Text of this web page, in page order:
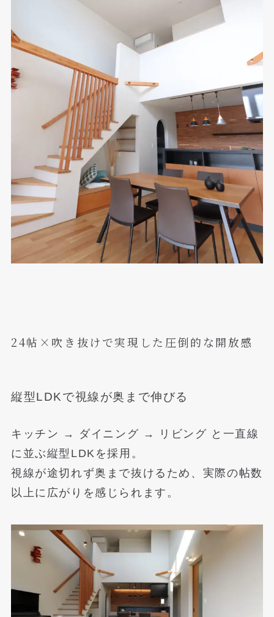
24帖×吹き抜けで実現した圧倒的な開放感
縦型LDKで視線が奥まで伸びる
キッチン → ダイニング → リビング と一直線
に並ぶ縦型LDKを採用。
視線が途切れず奥まで抜けるため、実際の帖数
以上に広がりを感じられます。